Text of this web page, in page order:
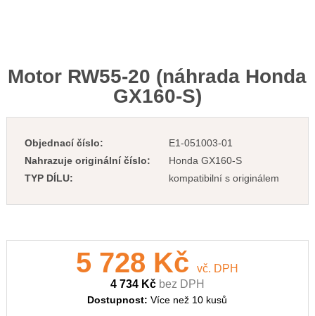
Motor RW55-20 (náhrada Honda
GX160-S)
Objednací číslo:
E1-051003-01
Nahrazuje originální číslo:
Honda GX160-S
TYP DÍLU:
kompatibilní s originálem
5 728 Kčvč. DPH
4 734 Kč bez DPH
Dostupnost:Více než 10 kusů